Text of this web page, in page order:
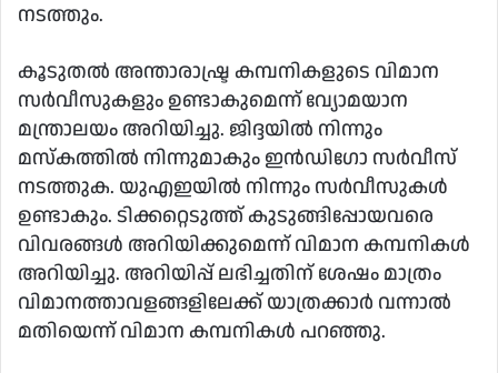
നടത്തും.
കൂടുതൽ അന്താരാഷ്ട്ര കമ്പനികളുടെ വിമാന
സർവീസുകളും ഉണ്ടാകുമെന്ന് വ്യോമയാന
മന്ത്രാലയം അറിയിച്ചു. ജിദ്ദയില്‍ നിന്നും
മസ്‌കത്തില്‍ നിന്നുമാകും ഇന്‍ഡിഗോ സര്‍വീസ്
നടത്തുക. യുഎഇയില്‍ നിന്നും സര്‍വീസുകള്‍
ഉണ്ടാകും. ടിക്കറ്റെടുത്ത് കുടുങ്ങിപ്പോയവരെ
വിവരങ്ങള്‍ അറിയിക്കുമെന്ന് വിമാന കമ്പനികള്‍
അറിയിച്ചു. അറിയിപ്പ് ലഭിച്ചതിന് ശേഷം മാത്രം
വിമാനത്താവളങ്ങളിലേക്ക് യാത്രക്കാർ വന്നാൽ
മതിയെന്ന് വിമാന കമ്പനികൾ പറഞ്ഞു.